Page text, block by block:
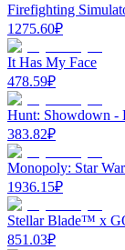
Firefighting
1275.60₽
It Has My Face
478.59₽
Hunt: Showdown -
383.82₽
Monopoly: Star
1936.15₽
Stellar Blade™ x
851.03₽